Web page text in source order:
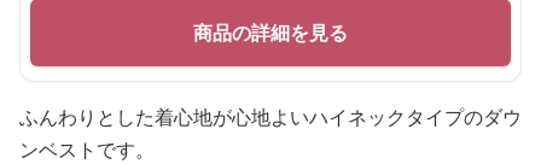
商品の詳細を見る
ふんわりとした着心地が心地よいハイネックタイプのダウ
ンベストです。